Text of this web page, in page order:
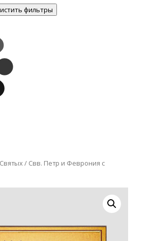
фильтры
/ Свв. Петр и Феврония с